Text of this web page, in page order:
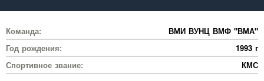
УЧАСТНИКИ
РЕЙТИНГ
Команда:
ВМИ ВУНЦ ВМФ "ВМА"
Год рождения:
1993 г
Спортивное звание:
КМС